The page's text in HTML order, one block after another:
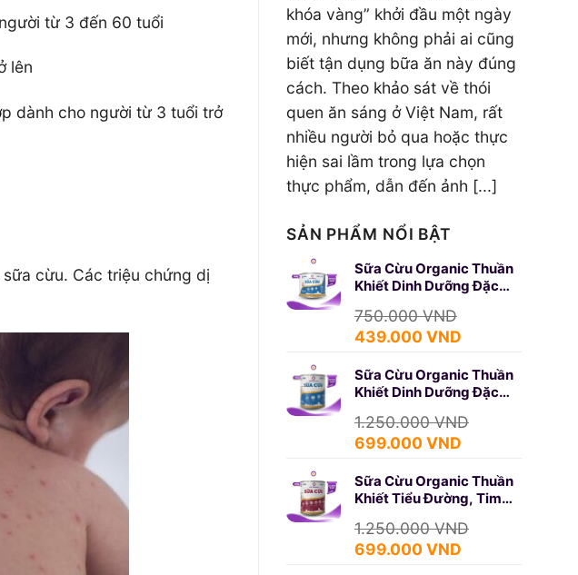
từ 3 đến 60 tuổi
lên
dành cho người từ 3 tuổi trở
cừu. Các triệu chứng dị
khóa vàng” khởi đầu một ngày
mới, nhưng không phải ai cũng
biết tận dụng bữa ăn này đúng
cách. Theo khảo sát về thói
quen ăn sáng ở Việt Nam, rất
nhiều người bỏ qua hoặc thực
hiện sai lầm trong lựa chọn
thực phẩm, dẫn đến ảnh [...]
SẢN PHẨM NỔI BẬT
Sữa Cừu Organic Thuần
Khiết Dinh Dưỡng Đặc
750.000VND
Giá
là:
750.000 VND.
439.000 VND
tại
là:
439.000 VND.
Sữa Cừu Organic Thuần
Khiết Dinh Dưỡng Đặc
1.250.000VND
Giá
là:
1.250.000 VND.
699.000 VND
tại
là:
699.000 VND.
Sữa Cừu Organic Thuần
Khiết Tiểu Đường, Tim
1.250.000VND
Giá
699.000 VND